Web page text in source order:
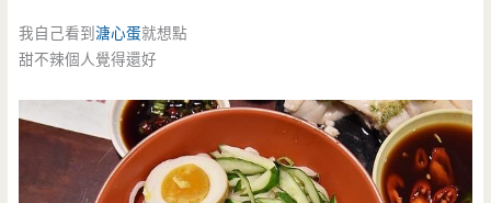
我自己看到溏心蛋就想點
甜不辣個人覺得還好